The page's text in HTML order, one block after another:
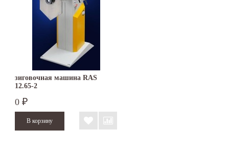
зиговочная машина RAS
12.65-2
0 ₽